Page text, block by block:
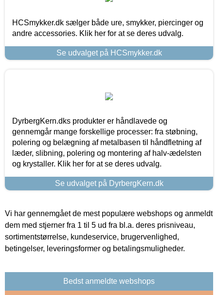
HCSmykker.dk sælger både ure, smykker, piercinger og
andre accessories. Klik her for at se deres udvalg.
Se udvalget på HCSmykker.dk
DyrbergKern.dks produkter er håndlavede og
gennemgår mange forskellige processer: fra støbning,
polering og belægning af metalbasen til håndfletning af
læder, slibning, polering og montering af halv-ædelsten
og krystaller. Klik her for at se deres udvalg.
Se udvalget på DyrbergKern.dk
Vi har gennemgået de mest populære webshops og anmeldt
dem med stjerner fra 1 til 5 ud fra bl.a. deres prisniveau,
sortimentstørrelse, kundeservice, brugervenlighed,
betingelser, leveringsformer og betalingsmuligheder.
Bedst anmeldte webshops